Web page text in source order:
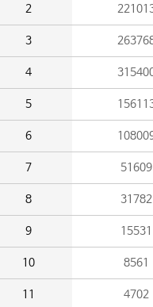
2
3
4
5
6
7 51609
8 31782
9 15531
10 8561
11 4702